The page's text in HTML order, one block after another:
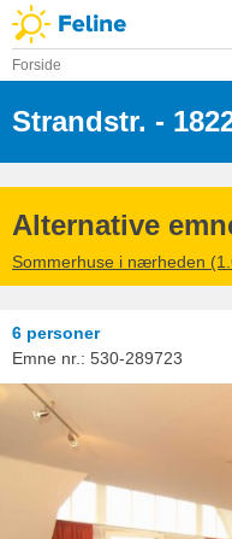
Forside
Strandstr. -
Alternative
Sommerhuse i nærheden
6 personer
Emne nr.: 530-289723